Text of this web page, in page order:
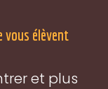
vous élèvent
et plus